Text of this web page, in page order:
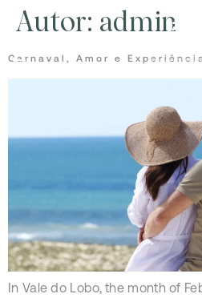
Autor: admin
Carnaval, Amor e
In Vale do Lobo, the month of